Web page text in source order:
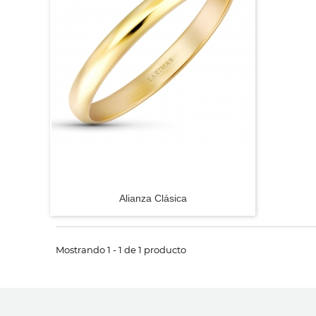
Alianza Clásica
Mostrando 1 - 1 de 1 producto